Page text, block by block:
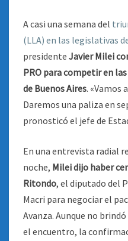
A casi una semana del
(LLA) en las legislativas
presidente Javier Milei
PRO para competir en
de Buenos Aires. «Vamos
Daremos una paliza en
pronosticó el jefe de
En una entrevista radial
noche, Milei dijo haber
Ritondo, el diputado del
Macri para negociar el
Avanza. Aunque no
el encuentro, la